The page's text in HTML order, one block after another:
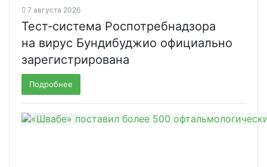
7 августа 2026
Тест‑система Роспотребнадзора
на вирус Бундибуджио официально
зарегистрирована
Подробнее